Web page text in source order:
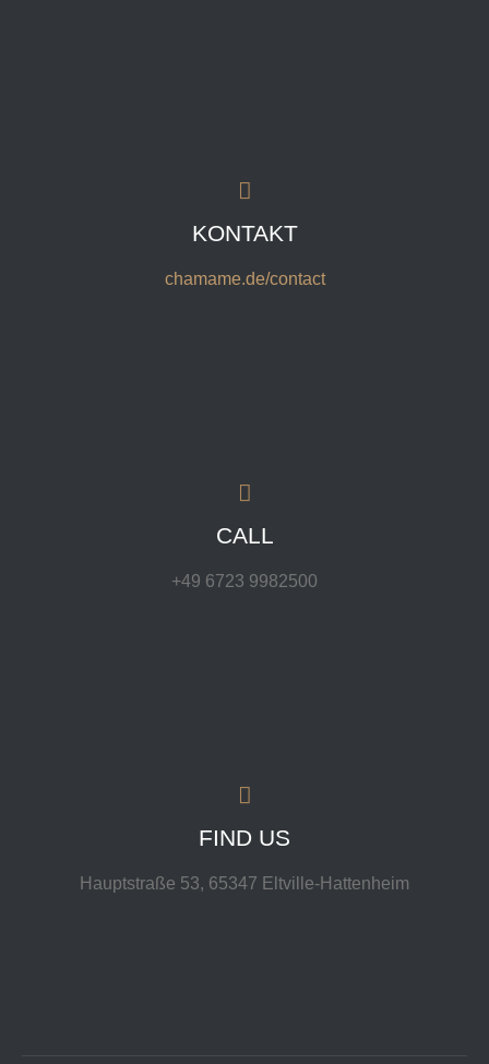
KONTAKT
chamame.de/contact
CALL
+49 6723 9982500
FIND US
Hauptstraße 53, 65347 Eltville-Hattenheim